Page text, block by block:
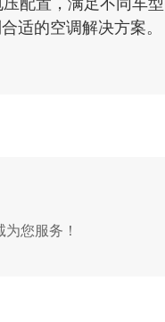
配置，满足不同车
适的空调解决方案。
您服务！